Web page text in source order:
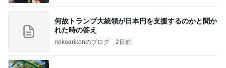
何故トランプ大統領が日本円を支援するのかと聞か
れた時の答え
nokoarikonのブログ 2日前